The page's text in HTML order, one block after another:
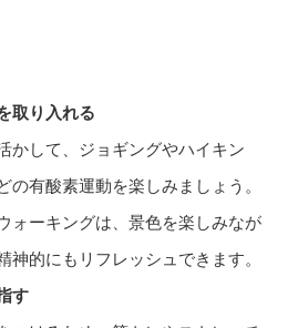
取り入れる
かして、ジョギングやハイキン
の有酸素運動を楽しみましょう。
ォーキングは、景色を楽しみなが
神的にもリフレッシュできます。
す